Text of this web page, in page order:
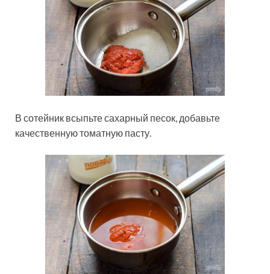
В сотейник всыпьте сахарный песок, добавьте
качественную томатную пасту.